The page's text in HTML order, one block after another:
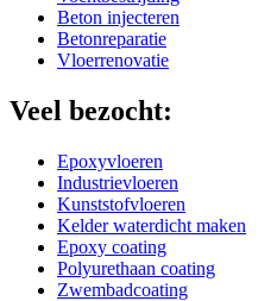
Beton injecteren
Betonreparatie
Vloerrenovatie
Veel bezocht:
Epoxyvloeren
Industrievloeren
Kunststofvloeren
Kelder waterdicht maken
Epoxy coating
Polyurethaan coating
Zwembadcoating